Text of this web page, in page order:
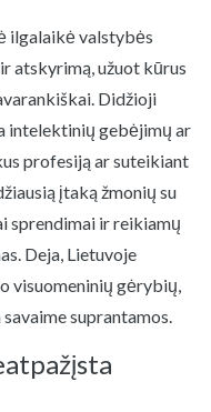
ilgalaikė valstybės
atskyrimą, užuot kūrus
Didžioji
intelektinių gebėjimų ar
profesiją ar suteikiant
įtaką žmonių su
sprendimai ir reikiamų
Deja, Lietuvoje
visuomeninių gėrybių,
suprantamos.